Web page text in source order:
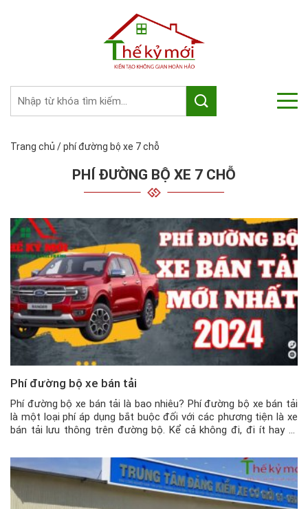
Trang chủ /phí đường bộ xe 7 chỗ
PHÍ ĐƯỜNG BỘ XE 7 CHỖ
Phí đường bộ xe bán tải
Phí đường bộ xe bán tải là bao nhiêu? Phí đường bộ xe bán tải
là một loại phí áp dụng bắt buộc đối với các phương tiện là xe
bán tải lưu thông trên đường bộ. Kể cả không đi, đi ít hay đi